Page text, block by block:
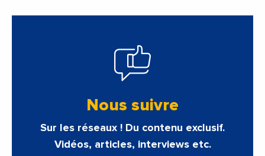
Nous suivre
Sur les réseaux ! Du contenu exclusif.
Vidéos, articles, interviews etc.